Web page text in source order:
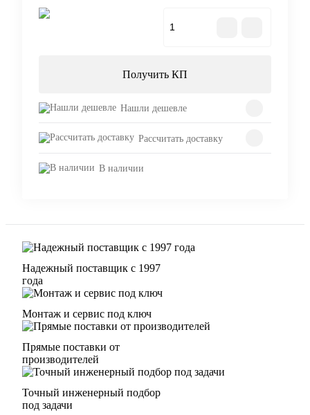
Получить КП
Нашли дешевле
Рассчитать доставку
В наличии
Надежный поставщик с 1997
года
Монтаж и сервис под ключ
Прямые поставки от
производителей
Точный инженерный подбор
под задачи